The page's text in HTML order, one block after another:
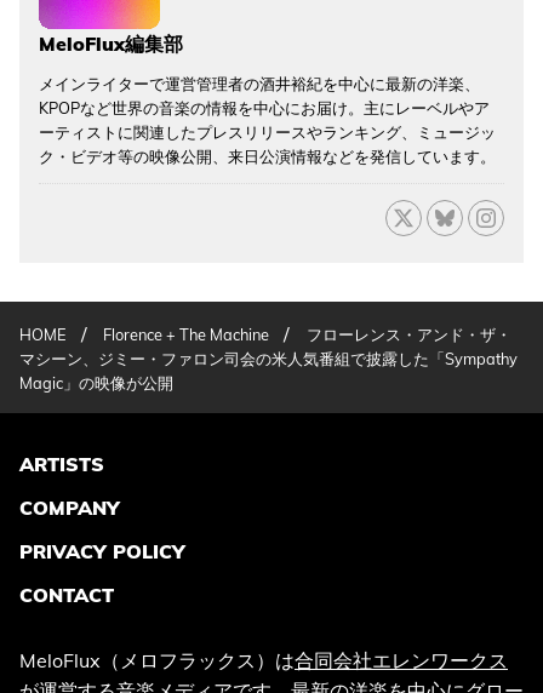
MeloFlux編集部
メインライターで運営管理者の酒井裕紀を中心に最新の洋楽、
KPOPなど世界の音楽の情報を中心にお届け。主にレーベルやア
ーティストに関連したプレスリリースやランキング、ミュージッ
ク・ビデオ等の映像公開、来日公演情報などを発信しています。
HOME / Florence + The Machine /
フローレンス・アンド・ザ・
マシーン、ジミー・ファロン司会の米人気番組で披露した「Sympathy
Magic」の映像が公開
ARTISTS
COMPANY
PRIVACY POLICY
CONTACT
MeloFlux（メロフラックス）は合同会社エレンワークス